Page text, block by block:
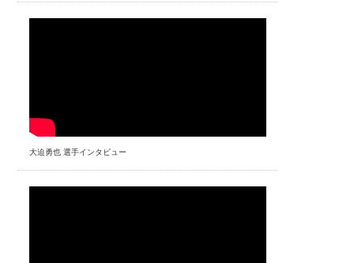
大迫勇也 選手インタビュー